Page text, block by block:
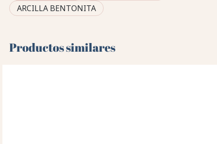
ARCILLA BENTONITA
Productos similares